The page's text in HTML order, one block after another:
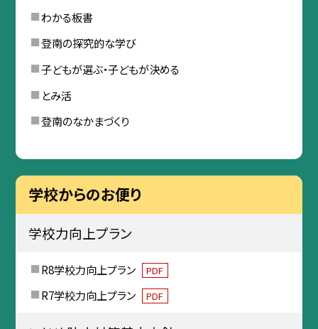
わかる板書
登南の探究的な学び
子どもが選ぶ・子どもが決める
とみ活
登南のなかまづくり
学校からのお便り
学校力向上プラン
R8学校力向上プラン PDF
R7学校力向上プラン PDF